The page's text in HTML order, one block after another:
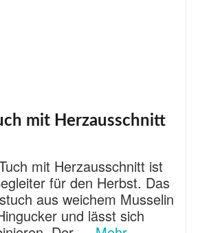
mit Herzausschnitt
mit Herzausschnitt ist
für den Herbst. Das
aus weichem Musselin
und lässt sich